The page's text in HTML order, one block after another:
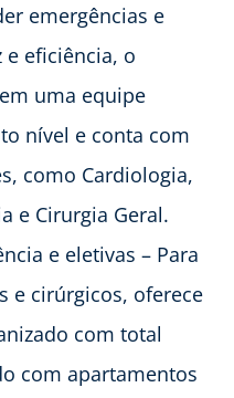
emergências e
e eficiência, o
uma equipe
nível e conta com
como Cardiologia,
e Cirurgia Geral.
e eletivas – Para
e cirúrgicos, oferece
com total
com apartamentos